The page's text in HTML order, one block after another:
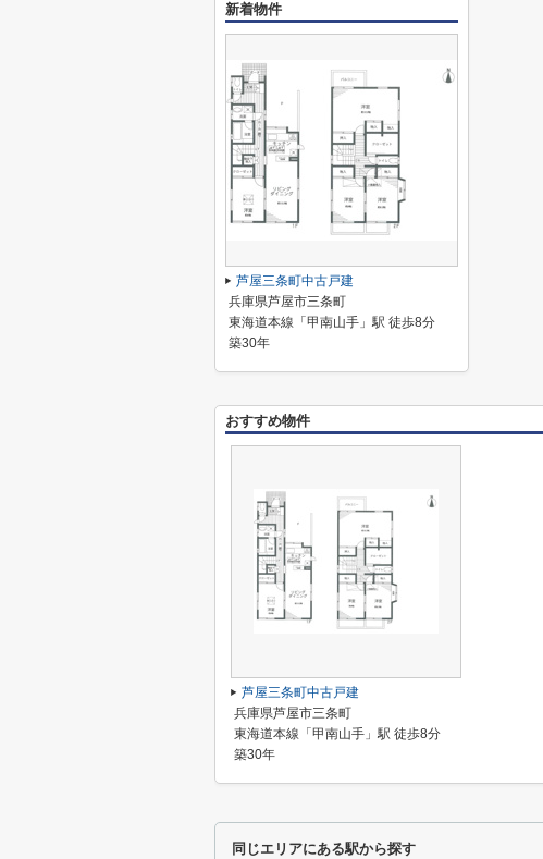
新着物件
芦屋三条町中古戸建
兵庫県芦屋市三条町
東海道本線「甲南山手」駅 徒歩8分
築30年
おすすめ物件
芦屋三条町中古戸建
兵庫県芦屋市三条町
東海道本線「甲南山手」駅 徒歩8分
築30年
同じエリアにある駅から探す